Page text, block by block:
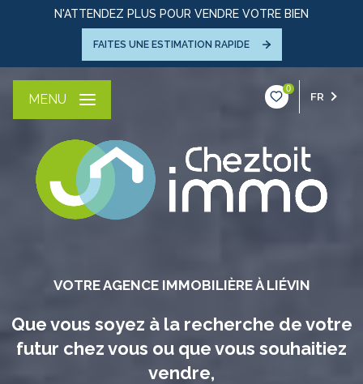
N'ATTENDEZ PLUS POUR VENDRE VOTRE BIEN
FAITES UNE ESTIMATION RAPIDE
0
FR
MENU
VOTRE AGENCE IMMOBILIÈRE À LIÉVIN
Que vous soyez à la recherche de votre
futur chez vous ou que vous souhaitiez
vendre,